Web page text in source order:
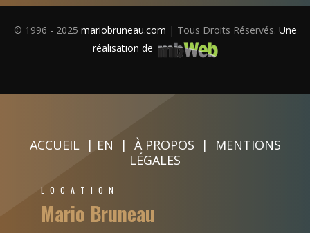
© 1996 - 2025 mariobruneau.com | Tous Droits Réservés. Une
réalisation de
ACCUEIL | EN | À PROPOS |
MENTIONS
LÉGALES
LOCATION
Mario Bruneau